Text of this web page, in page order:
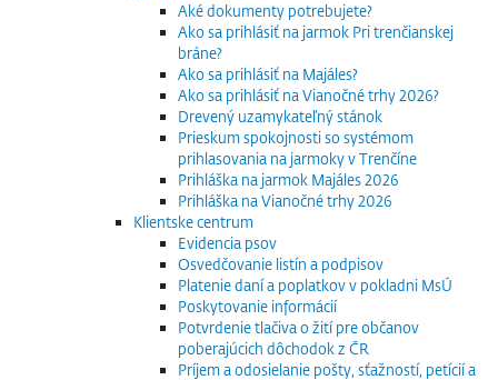
Aké dokumenty potrebujete?
Ako sa prihlásiť na jarmok Pri trenčianskej
bráne?
Ako sa prihlásiť na Majáles?
Ako sa prihlásiť na Vianočné trhy 2026?
Drevený uzamykateľný stánok
Prieskum spokojnosti so systémom
prihlasovania na jarmoky v Trenčíne
Prihláška na jarmok Majáles 2026
Prihláška na Vianočné trhy 2026
Klientske centrum
Evidencia psov
Osvedčovanie listín a podpisov
Platenie daní a poplatkov v pokladni MsÚ
Poskytovanie informácií
Potvrdenie tlačiva o žití pre občanov
poberajúcich dôchodok z ČR
Príjem a odosielanie pošty, sťažností, petícií a